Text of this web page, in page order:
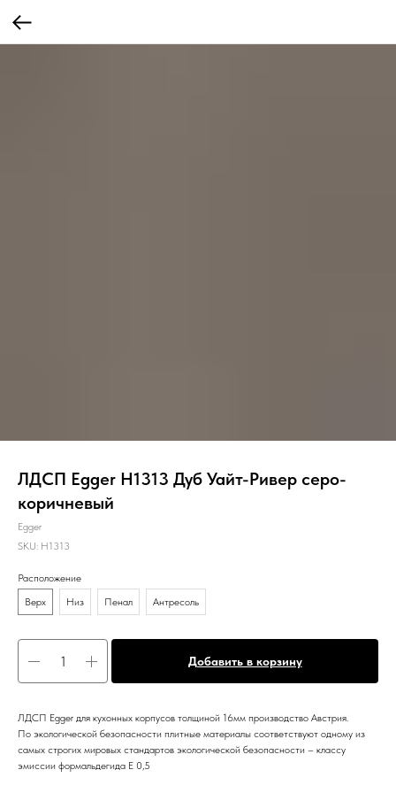
ЛДСП Egger H1313 Дуб Уайт-Ривер серо-
коричневый
Egger
SKU: H1313
Расположение
Верх
Низ Пенал Антресоль
Добавить в корзину
ЛДСП Egger для кухонных корпусов толщиной 16мм производство Австрия.
По экологической безопасности плитные материалы соответствуют одному из
самых строгих мировых стандартов экологической безопасности – классу
эмиссии формальдегида Е 0,5